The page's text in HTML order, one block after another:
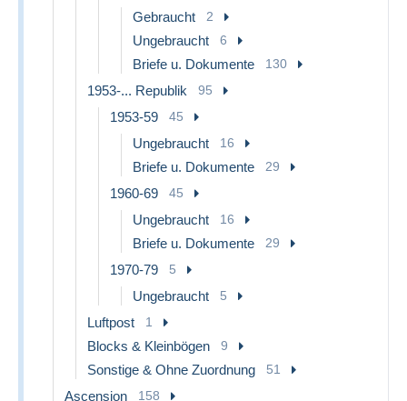
Gebraucht 2
Ungebraucht 6
Briefe u. Dokumente 130
1953-... Republik 95
1953-59 45
Ungebraucht 16
Briefe u. Dokumente 29
1960-69 45
Ungebraucht 16
Briefe u. Dokumente 29
1970-79 5
Ungebraucht 5
Luftpost 1
Blocks & Kleinbögen 9
Sonstige & Ohne Zuordnung 51
Ascension 158